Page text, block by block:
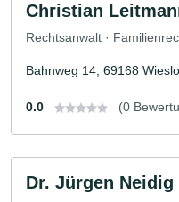
Christian
Rechtsanwalt ·
Bahnweg 14, 69168
0.0 (0
Dr. Jürgen